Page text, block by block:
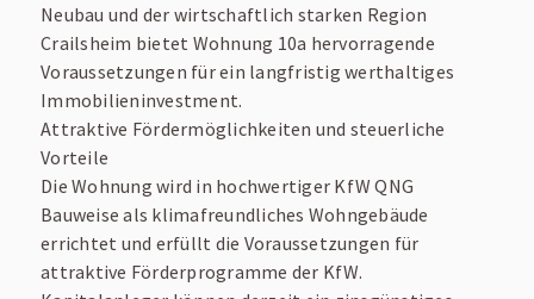
Neubau und der wirtschaftlich starken Region
Crailsheim bietet Wohnung 10a hervorragende
Voraussetzungen für ein langfristig werthaltiges
Immobilieninvestment.
Attraktive Fördermöglichkeiten und steuerliche
Vorteile
Die Wohnung wird in hochwertiger KfW QNG
Bauweise als klimafreundliches Wohngebäude
errichtet und erfüllt die Voraussetzungen für
attraktive Förderprogramme der KfW.